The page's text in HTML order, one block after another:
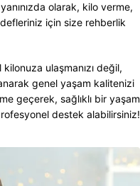
olarak, kilo verme,
için size rehberlik
ulaşmanızı değil,
genel yaşam kalitenizi
geçerek, sağlıklı bir yaşam
destek alabilirsiniz!